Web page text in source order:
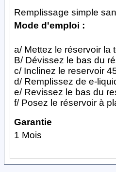
Remplissage simple
Mode d'emploi :
a/ Mettez le réservoir la
B/ Dévissez le bas du
c/ Inclinez le reservoir
d/ Remplissez de e-
e/ Revissez le bas du
f/ Posez le réservoir à
Garantie
1 Mois